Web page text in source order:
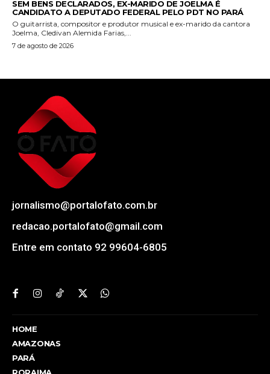
SEM BENS DECLARADOS, EX-MARIDO DE JOELMA É
CANDIDATO A DEPUTADO FEDERAL PELO PDT NO PARÁ
O guitarrista, compositor e produtor musical e ex-marido da cantora
Joelma, Cledivan Alemida Farias,...
7 de agosto de 2026
jornalismo@portalofato.com.br
redacao.portalofato@gmail.com
Entre em contato 92 99604-6805
HOME
AMAZONAS
PARÁ